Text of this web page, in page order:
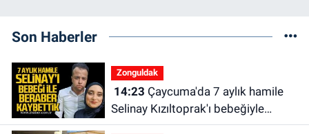
Son Haberler
Zonguldak
14:23
Selinay Kızıltoprak'ı bebeğiyle
beraber kaybettik.